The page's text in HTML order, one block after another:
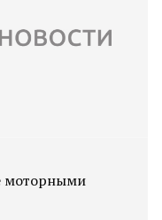
моторными